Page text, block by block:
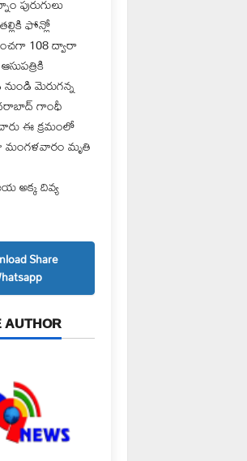
ఫోన్లో
108 ద్వారా
మెరుగన్న
గాంధీ
ఈ క్రమంలో
మంగళవారం మృతి
అక్క దివ్య
Share